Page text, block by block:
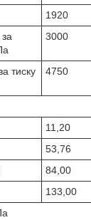
1920
за
3000
тиску
4750
11,20
53,76
84,00
133,00